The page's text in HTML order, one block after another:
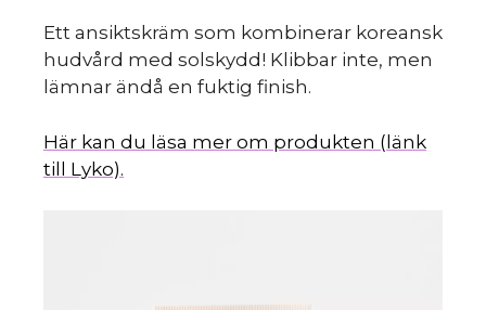
Ett ansiktskräm som kombinerar koreansk
hudvård med solskydd! Klibbar inte, men
lämnar ändå en fuktig finish.
Här kan du läsa mer om produkten (länk
till Lyko).